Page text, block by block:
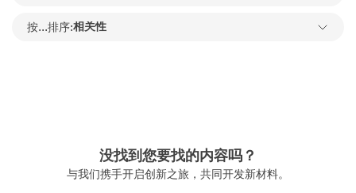
按...排序:相关性
没找到您要找的内容吗？
与我们携手开启创新之旅，共同开发新材料。